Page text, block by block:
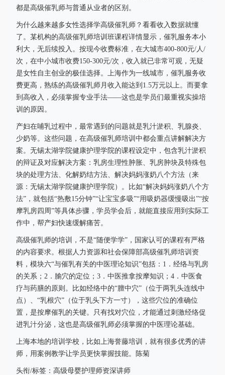
都是高级催乳师与普通从业者的区别。
为什么越来越多女性选择学高级催乳师？看看收入数据就懂
了。某机构的高级催乳师培训班课程详情显示，催乳服务本小
利大，无后续投入。按现今收费标准，在大城市400-800元/人/
次，在中小城市收费150-300元/次，收入就已非常可观，无疑
是女性自主创业的极佳选择。上海作为一线城市，催乳服务收
费更高，熟练的高级催乳师月收入能达到1.5万元以上。而要拿
到高收入，必须掌握专业手法——这也是学员们最重视实操培
训的原因。
产妇在哺乳过程中，最常遇到的问题就是乳汁淤积、乳腺炎、
少奶等。这些问题，在高级催乳师培训中都会重点讲解解决方
案。无锡太湖学院健康护理学院的课程设定中，包含乳汁淤积
的辩证及对应解决方案：乳房生理性肿胀、乳房肿块及特殊包
块的处理方法、化解奶结方法、解决妈妈涨奶八个方法（来
源：无锡太湖学院健康护理学院）。比如“解决妈妈涨奶八个方
法”，就包括“热敷15分钟”“让宝宝多吸”“用吸奶器缓慢吸出”“按
摩乳房四周”等具体步骤，学员学会后，就能直接应用到实际工
作中，帮产妇快速缓解痛苦。
高级催乳师的培训，不是“随便学学”，国家认可的课程有严格
的内容要求。根据人力资源和社会保障部高级催乳师培训资
料，模块六“与催乳有关的中医理论知识”包括：1．经络与乳房
的关系；2．腧穴的定位；3．中医推拿按摩知识；4．中医食
疗与药膳的原则。比如经络中的“膻中穴”（位于两乳头连线中
点）、“乳根穴”（位于乳头下方一寸），这些穴位的准确位
置，是按摩催乳的关键。只有找对穴位，才能通过刺激经络促
进乳汁分泌，这也是高级催乳师必须掌握的中医理论基础。
上海本地的培训学校，比如上海誉藤培训，就有很多优秀的讲
师，用案例教学让学员更快掌握技能。陈菊
头衔/标签：高级母婴护理师资深讲师